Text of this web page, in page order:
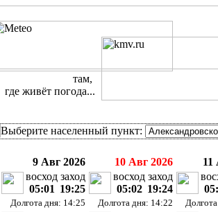
там,
где живёт погода...
Выберите населенный пункт:
9 Авг 2026
восход
05:01
заход
19:25
Долгота дня: 14:25
10 Авг 2026
восход
05:02
заход
19:24
Долгота дня: 14:22
11